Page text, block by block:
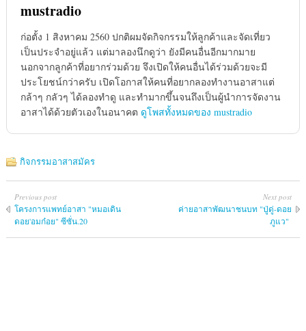
mustradio
ก่อตั้ง 1 สิงหาคม 2560 ปกติผมจัดกิจกรรมให้ลูกค้าและจัดเที่ยว
เป็นประจำอยู่แล้ว แต่มาลองนึกดูว่า ยังมีคนอื่นอีกมากมาย
นอกจากลูกค้าที่อยากร่วมด้วย จึงเปิดให้คนอื่นได้ร่วมด้วยจะมี
ประโยชน์กว่าครับ เปิดโอกาสให้คนที่อยากลองทำงานอาสาแต่
กล้าๆ กลัวๆ ได้ลองทำดู และทำมากขึ้นจนถึงเป็นผู้นำการจัดงาน
อาสาได้ด้วยตัวเองในอนาคต ดูโพสทั้งหมดของ mustradio
กิจกรรมอาสาสมัคร
Previous post
โครงการแพทย์​อาสา​ "หมอเดิน​
ดอย'อมก๋อย​" ซีซั่น.20
Next post
ค่ายอาสา​พัฒนา​ชนบท​ "ปู่ดู่-ดอย
ภูแว"